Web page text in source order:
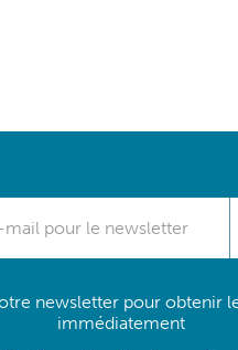
newsletter pour obtenir
immédiatement